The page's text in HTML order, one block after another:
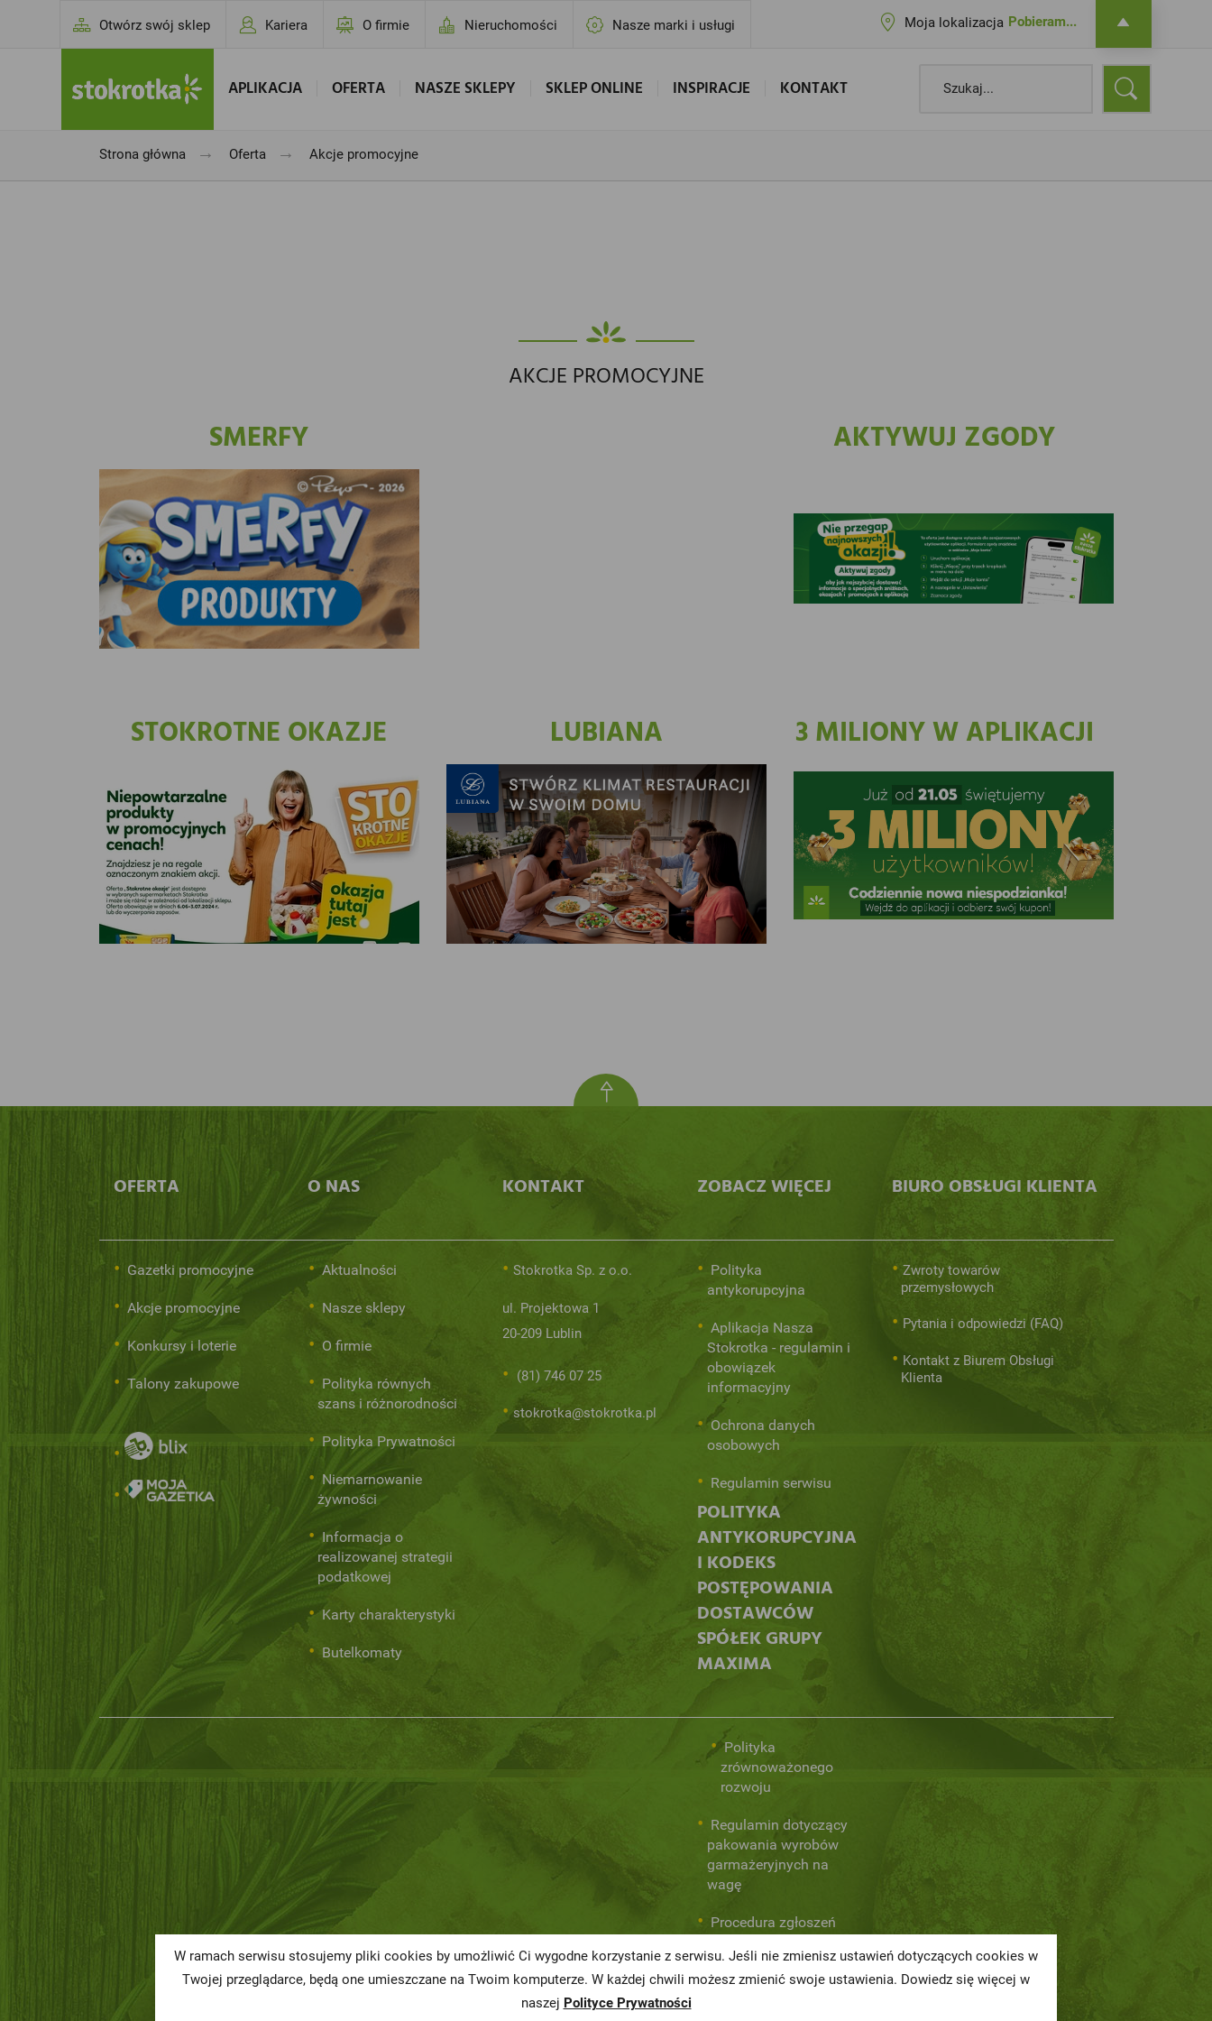
Otwórz swój sklep Kariera O firmie Nieruchomości Nasze marki i usługi Moja lokalizacja Pobieram...
APLIKACJA OFERTA NASZE SKLEPY SKLEP ONLINE INSPIRACJE KONTAKT
Strona główna → Oferta → Akcje promocyjne
AKCJE PROMOCYJNE
SMERFY AKTYWUJ ZGODY
STOKROTNE OKAZJE LUBIANA 3 MILIONY W APLIKACJI
OFERTA
Gazetki promocyjne
Akcje promocyjne
Konkursy i loterie
Talony zakupowe
O NAS
Aktualności
Nasze sklepy
O firmie
Polityka równych
szans i różnorodności
Polityka Prywatności
Niemarnowanie
żywności
Informacja o
realizowanej strategii
podatkowej
Karty charakterystyki
Butelkomaty
KONTAKT
Stokrotka Sp. z o.o.
ul. Projektowa 1
20-209 Lublin
(81) 746 07 25
stokrotka@stokrotka.pl
ZOBACZ WIĘCEJ
Polityka
antykorupcyjna
Aplikacja Nasza
Stokrotka - regulamin i
obowiązek
informacyjny
Ochrona danych
osobowych
Regulamin serwisu
POLITYKA
ANTYKORUPCYJNA
I KODEKS
POSTĘPOWANIA
DOSTAWCÓW
SPÓŁEK GRUPY
MAXIMA
Polityka
zrównoważonego
rozwoju
Regulamin dotyczący
pakowania wyrobów
garmażeryjnych na
wagę
Procedura zgłoszeń
naruszeń prawa
BIURO OBSŁUGI KLIENTA
Zwroty towarów
przemysłowych
Pytania i odpowiedzi (FAQ)
Kontakt z Biurem Obsługi
Klienta
W ramach serwisu stosujemy pliki cookies by umożliwić Ci wygodne korzystanie z serwisu. Jeśli nie zmienisz ustawień dotyczących cookies w
Twojej przeglądarce, będą one umieszczane na Twoim komputerze. W każdej chwili możesz zmienić swoje ustawienia. Dowiedz się więcej w
naszej Polityce Prywatności